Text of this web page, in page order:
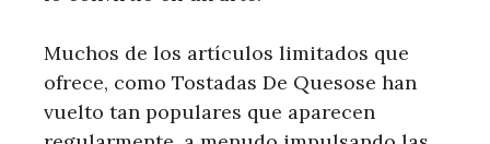
Muchos de los artículos limitados que
ofrece, como Tostadas De Quesose han
vuelto tan populares que aparecen